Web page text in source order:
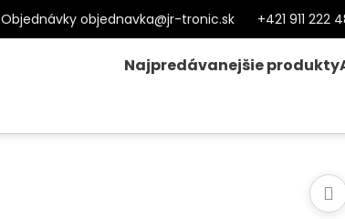
Objednávky objednavka@jr-tronic.sk +421 911 222
Najpredávanejšie produkty